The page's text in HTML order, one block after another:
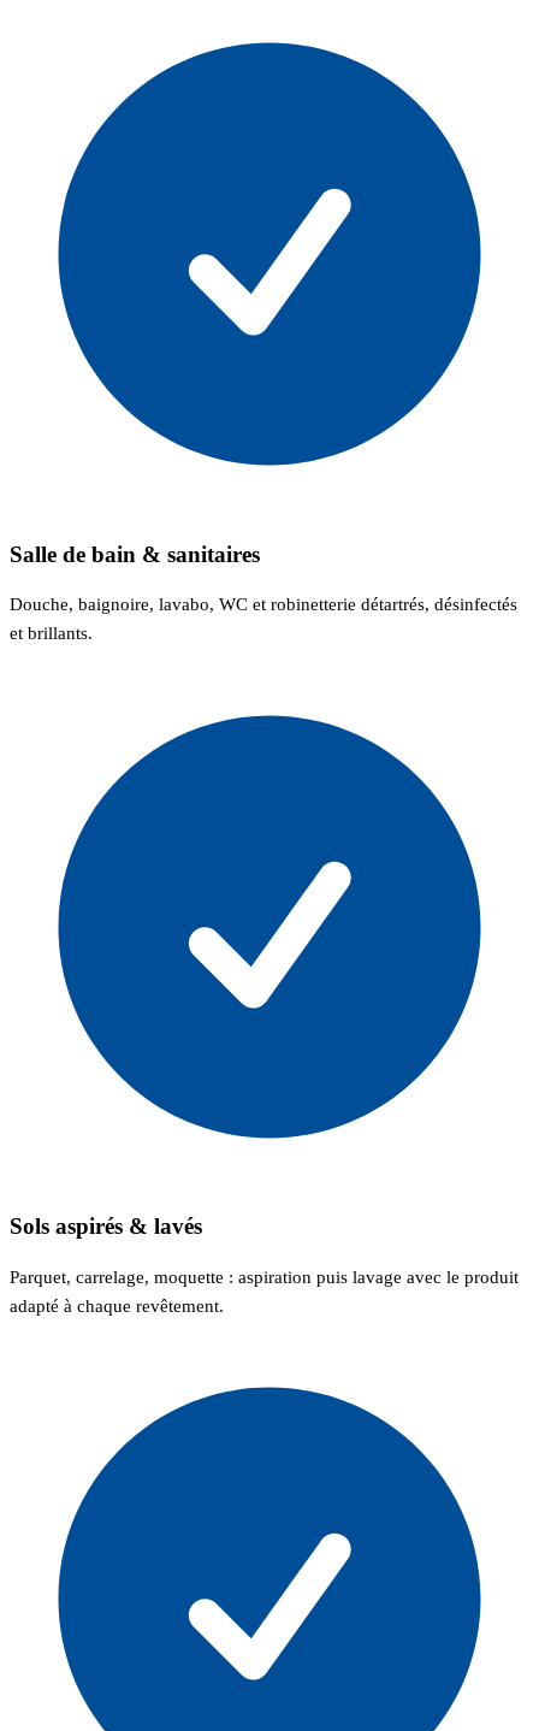
Salle de bain & sanitaires
Douche, baignoire, lavabo, WC et robinetterie détartrés, désinfectés
et brillants.
Sols aspirés & lavés
Parquet, carrelage, moquette : aspiration puis lavage avec le produit
adapté à chaque revêtement.